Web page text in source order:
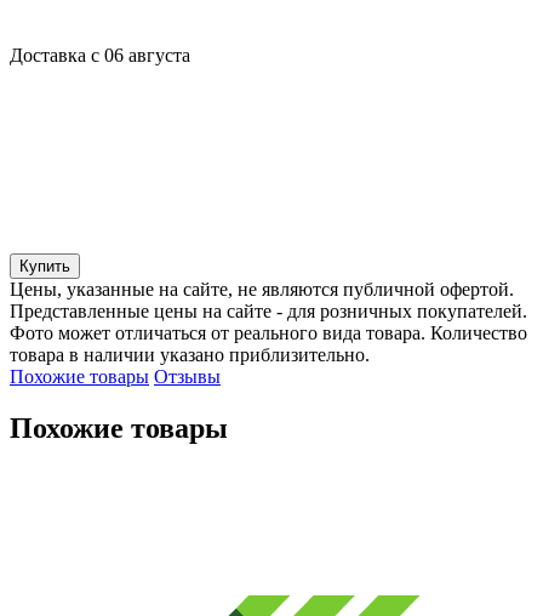
Доставка с 06 августа
Купить
Цены, указанные на сайте, не являются публичной офертой.
Представленные цены на сайте - для розничных покупателей.
Фото может отличаться от реального вида товара. Количество
товара в наличии указано приблизительно.
Похожие товары Отзывы
Похожие товары